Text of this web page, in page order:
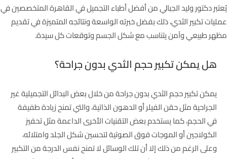
يُعتبر دكتور وليد الجبالي من أفضل أطباء التجميل في القاهرة المتخصصين في
عمليات تكبير الثدي، ذلك بفضل خبرته الواسعة ونتائجه المتميزة في تقديم
مظهر طبيعي وآمن يتناسب مع شكل الجسم وتوقعات كل سيدة.
هل يمكن تكبير حجم الثدي بدون جراحة؟
يمكن تكبير حجم الثدي بدون جراحة من خلال بعض البدائل التجميلية غير
الجراحية مثل حقن الفيلر أو الدهون الذاتية، والتي تمنح زيادة طفيفة
في الحجم، كما يستخدم بعض التقنيات الأخرى الداعمة مثل تحفيز
الكولاجين أو الموجات فوق الصوتية لتحسين شكل الجلد وامتلائه،
وعلى الرغم من ذلك إلا أن تلك الوسائل لا تمنح نفس الدرجة من التكبير